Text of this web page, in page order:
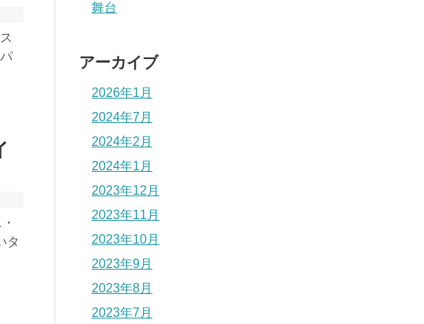
タ
舞台
アーカイブ
2026年1月
2024年7月
2024年2月
2024年1月
2023年12月
2023年11月
2023年10月
2023年9月
2023年8月
2023年7月